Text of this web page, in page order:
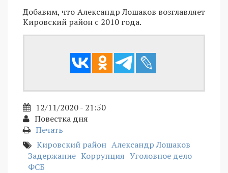
Добавим, что Александр Лошаков возглавляет
Кировский район с 2010 года.
12/11/2020 - 21:50
Повестка дня
Печать
Кировский район Александр Лошаков
Задержание Коррупция Уголовное дело
ФСБ